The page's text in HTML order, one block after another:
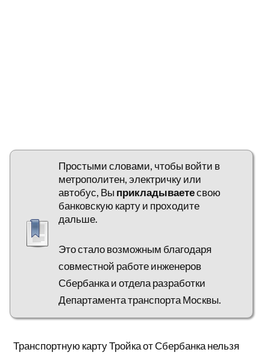
Простыми словами, чтобы войти в
метрополитен, электричку или
автобус, Вы прикладываетесвою
банковскую карту и проходите
дальше.
Это стало возможным благодаря
совместной работе инженеров
Сбербанка и отдела разработки
Департамента транспорта Москвы.
Транспортную карту Тройка от Сбербанка нельзя